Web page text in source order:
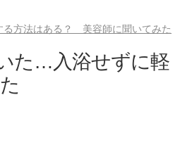
る方法はある？ 美容師に聞いてみた
た…入浴せずに軽